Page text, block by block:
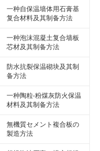
一种自保温墙体用石膏基
复合材料及其制备方法
一种泡沫混凝土复合墙板
芯材及其制备方法
防水抗裂保温砌块及其制
备方法
一种陶粒-粉煤灰防火保温
材料及其制备方法
無機質セメント複合板の
製造方法